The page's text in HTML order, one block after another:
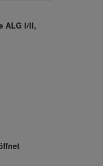
ALG I/II,